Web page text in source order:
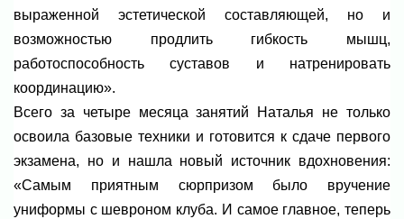
выраженной эстетической составляющей, но и
возможностью продлить гибкость мышц,
работоспособность суставов и натренировать
координацию».
Всего за четыре месяца занятий Наталья не только
освоила базовые техники и готовится к сдаче первого
экзамена, но и нашла новый источник вдохновения:
«Самым приятным сюрпризом было вручение
униформы с шевроном клуба. И самое главное, теперь